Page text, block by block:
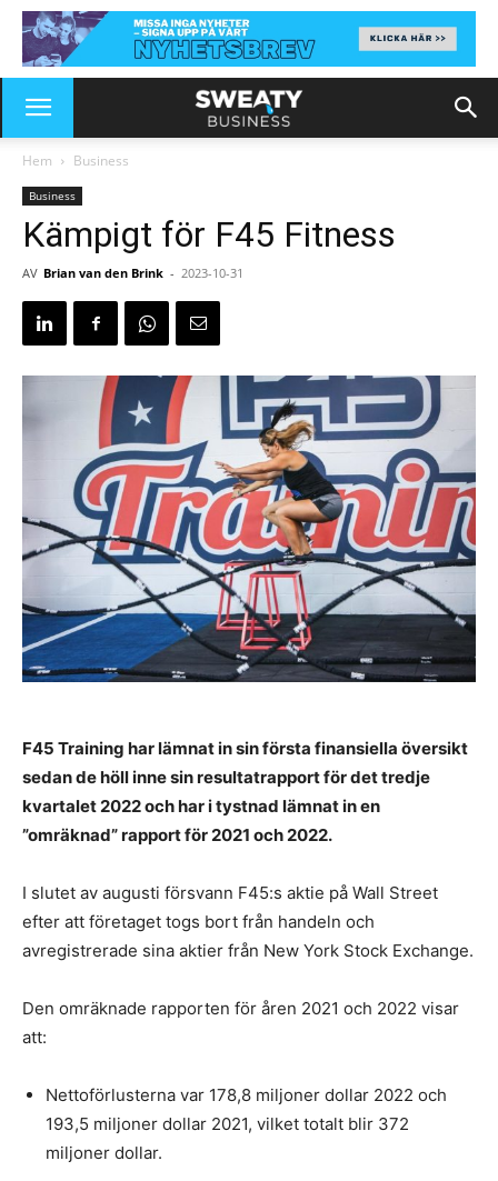
Hem Business
Business
Kämpigt för F45 Fitness
AV Brian van den Brink - 2023-10-31
F45 Training har lämnat in sin första finansiella översikt
sedan de höll inne sin resultatrapport för det tredje
kvartalet 2022 och har i tystnad lämnat in en
”omräknad” rapport för 2021 och 2022.
I slutet av augusti försvann F45:s aktie på Wall Street
efter att företaget togs bort från handeln och
avregistrerade sina aktier från New York Stock Exchange.
Den omräknade rapporten för åren 2021 och 2022 visar
att:
Nettoförlusterna var 178,8 miljoner dollar 2022 och
193,5 miljoner dollar 2021, vilket totalt blir 372
miljoner dollar.